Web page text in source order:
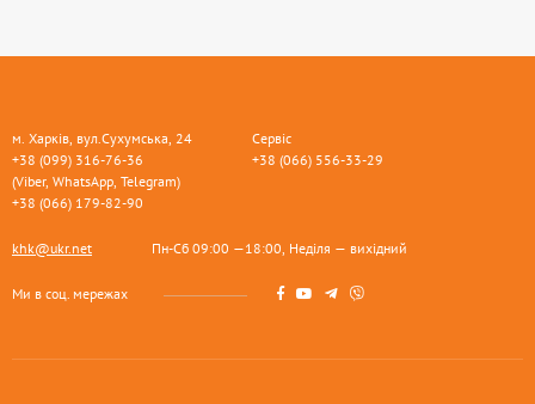
м. Харків, вул.Сухумська, 24
+38 (099) 316-76-36
(Viber, WhatsApp, Telegram)
+38 (066) 179-82-90
Сервіс
+38 (066) 556-33-29
khk@ukr.net Пн-Сб 09:00 —18:00, Неділя — вихідний
Ми в соц. мережах